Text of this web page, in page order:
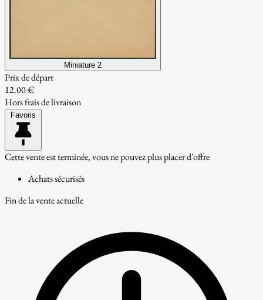
Miniature 2
Prix de départ
12.00 €
Hors frais de livraison
Favoris
Cette vente est terminée, vous ne pouvez plus placer d'offre
Achats sécurisés
Fin de la vente actuelle